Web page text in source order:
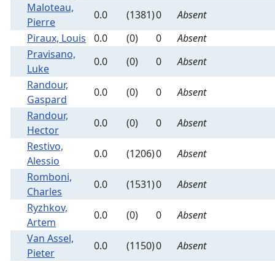
Maloteau,
Pierre
0.0 (1381)0
Absent
Piraux, Louis
0.0 (0) 0
Absent
Pravisano,
Luke
0.0 (0) 0
Absent
Randour,
Gaspard
0.0 (0) 0
Absent
Randour,
Hector
0.0 (0) 0
Absent
Restivo,
Alessio
0.0 (1206)0
Absent
Romboni,
Charles
0.0 (1531)0
Absent
Ryzhkov,
Artem
0.0 (0) 0
Absent
Van Assel,
Pieter
0.0 (1150)0
Absent